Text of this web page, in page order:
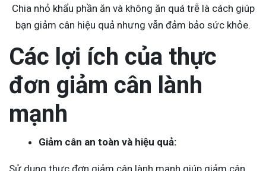
Chia nhỏ khẩu phần ăn và không ăn quá trễ là cách giúp
bạn giảm cân hiệu quả nhưng vẫn đảm bảo sức khỏe.
Các lợi ích của thực
đơn giảm cân lành
mạnh
Giảm cân an toàn và hiệu quả: